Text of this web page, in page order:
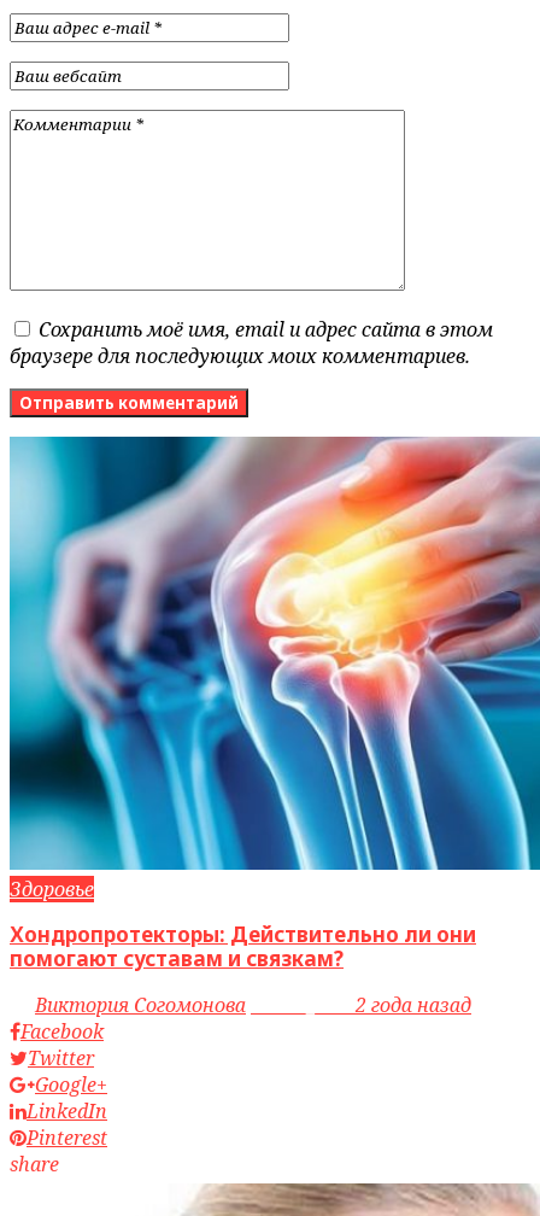
Сохранить моё имя, email и адрес сайта в этом
браузере для последующих моих комментариев.
Здоровье
Хондропротекторы: Действительно ли они
помогают суставам и связкам?
byВиктория Согомонова access_time2 года назад
Facebook
Twitter
Google+
LinkedIn
Pinterest
share